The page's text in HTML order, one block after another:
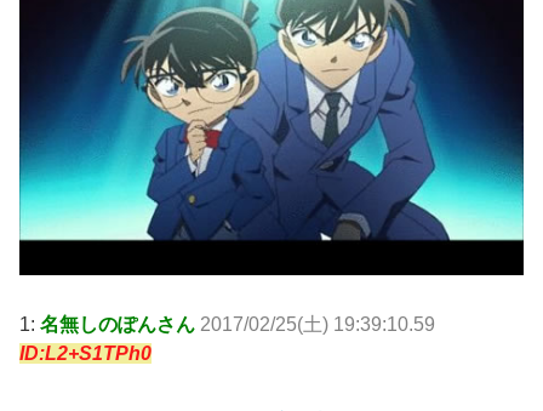
1: 名無しのぽんさん 2017/02/25(土) 19:39:10.59
ID:L2+S1TPh0